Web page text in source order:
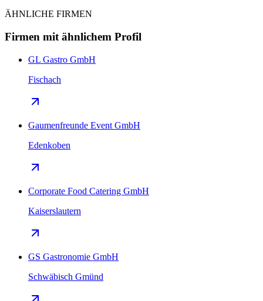
ÄHNLICHE FIRMEN
Firmen mit ähnlichem Profil
GL Gastro GmbH
Fischach
Gaumenfreunde Event GmbH
Edenkoben
Corporate Food Catering GmbH
Kaiserslautern
GS Gastronomie GmbH
Schwäbisch Gmünd